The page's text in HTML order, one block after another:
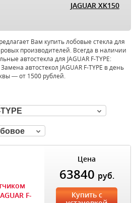
JAGUAR XK150
Вам купить лобовые стекла для
производителей. Всегда в наличии
автостекла для JAGUAR F-TYPE:
автостекол JAGUAR F-TYPE в день
— от 1500 рублей.
TYPE
F-
Цена
63840 руб.
Купить с